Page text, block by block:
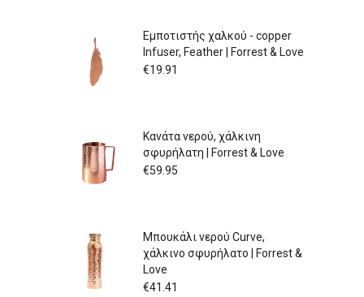
Εμποτιστής χαλκού - copper
Infuser, Feather | Forrest & Love
€19.91
Κανάτα νερού, χάλκινη
σφυρήλατη | Forrest & Love
€59.95
Μπουκάλι νερού Curve,
χάλκινο σφυρήλατο | Forrest &
Love
€41.41